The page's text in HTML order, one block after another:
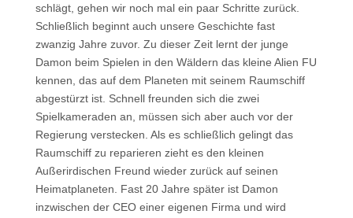
schlägt, gehen wir noch mal ein paar Schritte zurück.
Schließlich beginnt auch unsere Geschichte fast
zwanzig Jahre zuvor. Zu dieser Zeit lernt der junge
Damon beim Spielen in den Wäldern das kleine Alien FU
kennen, das auf dem Planeten mit seinem Raumschiff
abgestürzt ist. Schnell freunden sich die zwei
Spielkameraden an, müssen sich aber auch vor der
Regierung verstecken. Als es schließlich gelingt das
Raumschiff zu reparieren zieht es den kleinen
Außerirdischen Freund wieder zurück auf seinen
Heimatplaneten. Fast 20 Jahre später ist Damon
inzwischen der CEO einer eigenen Firma und wird